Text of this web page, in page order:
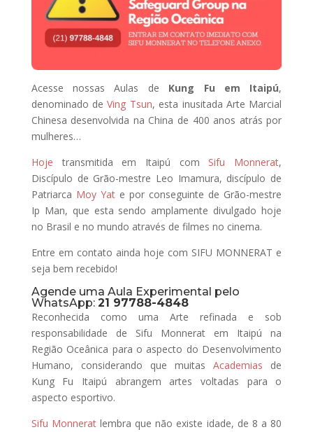
Acesse nossas Aulas de Kung Fu em Itaipú,
denominado deVing Tsun, esta inusitada Arte Marcial
Chinesa desenvolvida na China de 400 anos atrás por
mulheres…
Hojetransmitida em Itaipú com Sifu Monnerat,
Discípulo de Grão-mestre Leo Imamura, discípulo de
Patriarca Moy Yate por conseguinte de Grão-mestre
Ip Man, que esta sendo amplamente divulgado hoje
no Brasil e no mundo através de filmes no cinema.
Entre em contato ainda hoje com SIFU MONNERAT e
seja bem recebido!
Agende uma Aula Experimental pelo
WhatsApp: 21 97788-4848
Reconhecida como uma Arte refinada e sob
responsabilidade de Sifu Monnerat em Itaipú na
Região Oceânica para o aspecto do Desenvolvimento
Humano, considerando que muitasAcademias de
Kung Fu Itaipú abrangem artes voltadas para o
aspecto esportivo.
Sifu Monneratlembra que não existe idade, de 8 a 80